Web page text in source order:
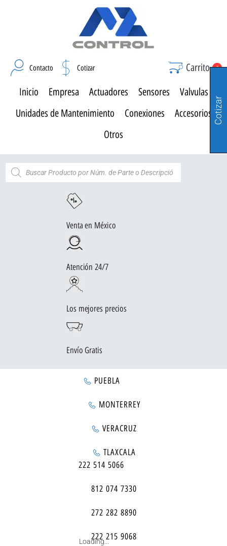
Contacto Cotizar Carrito 0
Inicio Empresa Actuadores Sensores
Valvulas
Unidades de Mantenimiento
Conexiones
Accesorios
Otros
Venta en México
Atención 24/7
Los mejores precios
Envío Gratis
PUEBLA
MONTERREY
VERACRUZ
TLAXCALA
222 514 5066
812 074 7330
272 282 8890
222 215 9068
Loading...
Cotizar